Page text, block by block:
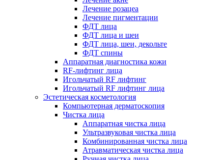
Лечение розацеа
Лечение пигментации
ФДТ лица
ФДТ лица и шеи
ФДТ лица, шеи, декольте
ФДТ спины
Аппаратная диагностика кожи
RF-лифтинг лица
Игольчатый RF лифтинг
Игольчатый RF лифтинг лица
Эстетическая косметология
Компьютерная дерматоскопия
Чистка лица
Аппаратная чистка лица
Ультразвуковая чистка лица
Комбинированная чистка лица
Атравматическая чистка лица